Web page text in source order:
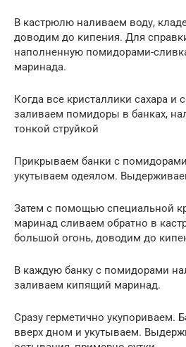
В кастрюлю наливаем воду,
доводим до кипения. Для
наполненную помидорами-
маринада.
Когда все кристаллики сахара и
заливаем помидоры в банках,
тонкой струйкой
Прикрываем банки с
укутываем одеялом.
Затем с помощью специальной
маринад сливаем обратно в
большой огонь, доводим до
В каждую банку с помидорами
заливаем кипящий маринад.
Сразу герметично укупориваем.
вверх дном и укутываем.